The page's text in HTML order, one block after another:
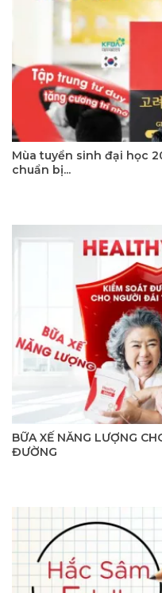
Mùa tuyển sinh đại học
chuẩn bị...
BỮA XẾ NĂNG LƯỢNG
ĐƯỜNG